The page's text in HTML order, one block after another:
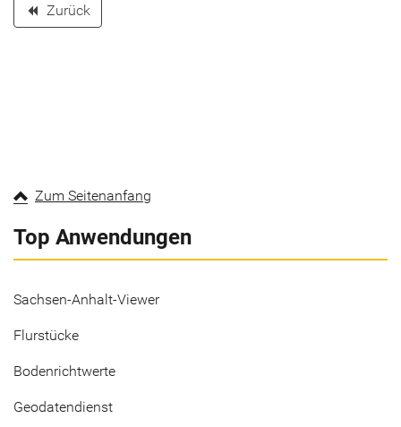
backward Zurück
Zum Seitenanfang
Top Anwendungen
Sachsen-Anhalt-Viewer
Flurstücke
Bodenrichtwerte
Geodatendienst